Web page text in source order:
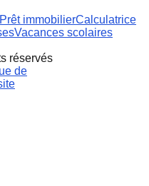
Prêt immobilierCalculatrice
Vacances scolaires
réservés
de